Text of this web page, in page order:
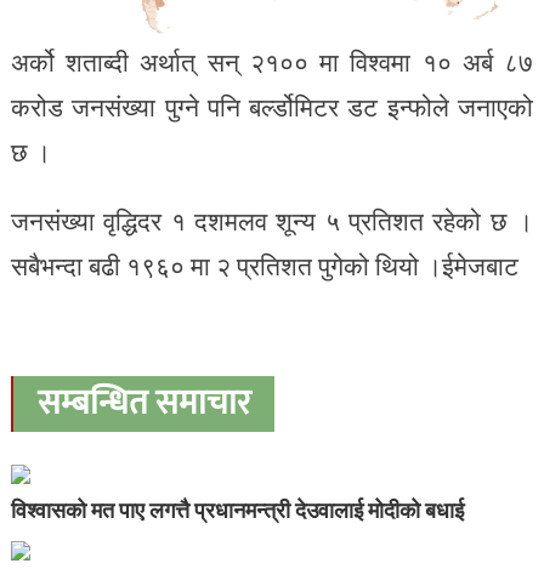
अर्को शताब्दी अर्थात् सन् २१०० मा विश्वमा १० अर्ब ८७
करोड जनसंख्या पुग्ने पनि बर्ल्डोमिटर डट इन्फोले जनाएको
छ ।
जनसंख्या वृद्धिदर १ दशमलव शून्य ५ प्रतिशत रहेको छ ।
सबैभन्दा बढी १९६० मा २ प्रतिशत पुगेको थियो ।ईमेजबाट
सम्बन्धित समाचार
विश्वासको मत पाए लगत्तै प्रधानमन्त्री देउवालाई मोदीको बधाई